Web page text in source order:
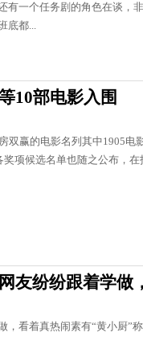
有一个任务剧的角色在谈，
底都...
10部电影入围
双赢的电影名列其中1905电
项候选名单也随之公布，在
友纷纷跟着学做
，看着真热闹素有“黄小厨”